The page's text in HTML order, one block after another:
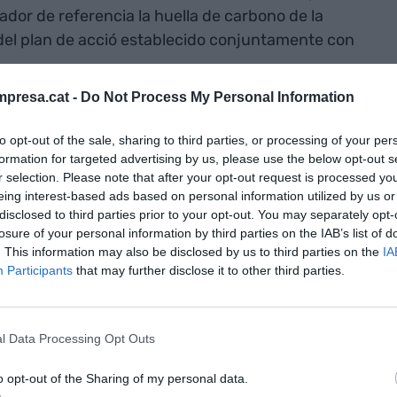
- Do Not Process My Personal Information
opt-out of the sale, sharing to third parties, or processing of your
for targeted advertising by us, please use the below opt-out
selection. Please note that after your opt-out request is processed
interest-based ads based on personal information utilized by us
to third parties prior to your opt-out. You may separately
of your personal information by third parties on the IAB’s list of
This information may also be disclosed by us to third parties on the
Participants that may further disclose it to other third parties.
Data Processing Opt Outs
opt-out of the Sharing of my personal data.
de referencia la huella de carbono de la
plan de acció establecido conjuntamente con
que estamos plenamente comprometidos
y la OMI derivados de los Acuerdos de París
horizonte 2030 y 2050 que se enmarcan en los
de las Naciones Unidas", ha explicado
de Barcelona.
uno de los principales proyectos que llevará a
ámbito como es el llamado Power to Ship, que
los barcos a muelle eliminando las emisiones de
en el puerto o la apuesta por la movilidad
licuado (GNL) como combustible alternativo
y maquinaría de terminal para reducir de forma